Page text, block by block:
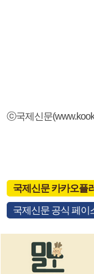
ⓒ국제신문
국제신문 카카오플
국제신문 공식 페이